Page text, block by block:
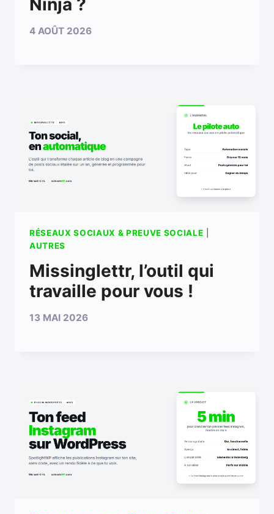
Ninja ?
4 AOÛT 2026
RÉSEAUX SOCIAUX & PREUVE SOCIALE
AUTRES
Missinglettr, l’outil qui
travaille pour vous !
13 MAI 2026